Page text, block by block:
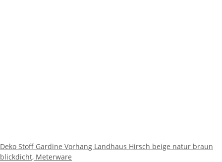
Deko Stoff Gardine Vorhang Landhaus Hirsch beige natur braun
blickdicht, Meterware